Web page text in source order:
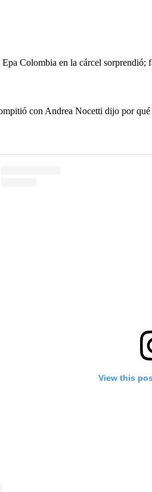
Colombia en la cárcel sorprendió;
con Andrea Nocetti dijo por
View this